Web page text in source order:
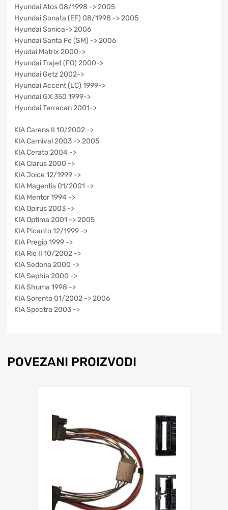
Hyundai Atos 08/1998 -> 2005
Hyundai Sonata (EF) 08/1998 -> 2005
Hyundai Sonica-> 2006
Hyundai Santa Fe (SM) -> 2006
Hyudai Matrix 2000->
Hyundai Trajet (FO) 2000->
Hyundai Getz 2002->
Hyundai Accent (LC) 1999->
Hyundai GX 350 1999->
Hyundai Terracan 2001->
KIA Carens II 10/2002 ->
KIA Carnival 2003 -> 2005
KIA Cerato 2004 ->
KIA Clarus 2000 ->
KIA Joice 12/1999 ->
KIA Magentis 01/2001 ->
KIA Mentor 1994 ->
KIA Opirus 2003 ->
KIA Optima 2001 -> 2005
KIA Picanto 12/1999 ->
KIA Pregio 1999 ->
KIA Rio II 10/2002 ->
KIA Sedona 2000 ->
KIA Sephia 2000 ->
KIA Shuma 1998 ->
KIA Sorento 01/2002 -> 2006
KIA Spectra 2003 ->
POVEZANI PROIZVODI